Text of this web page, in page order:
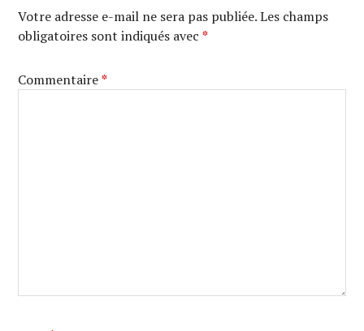
Votre adresse e-mail ne sera pas publiée. Les champs
obligatoires sont indiqués avec*
Commentaire*